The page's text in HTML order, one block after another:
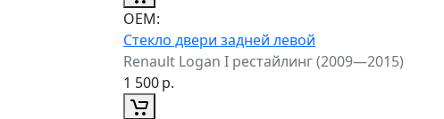
ОЕМ:
Стекло двери задней левой
Renault Logan I рестайлинг (2009—2015)
1 500р.